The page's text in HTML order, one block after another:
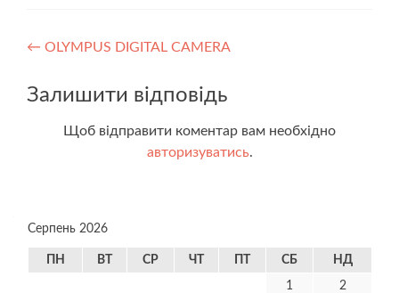
Навігація
записів
← OLYMPUS DIGITAL CAMERA
Залишити відповідь
Щоб відправити коментар вам необхідно
авторизуватись.
Серпень 2026
ПН ВТ СР ЧТ СБ НД
1 2